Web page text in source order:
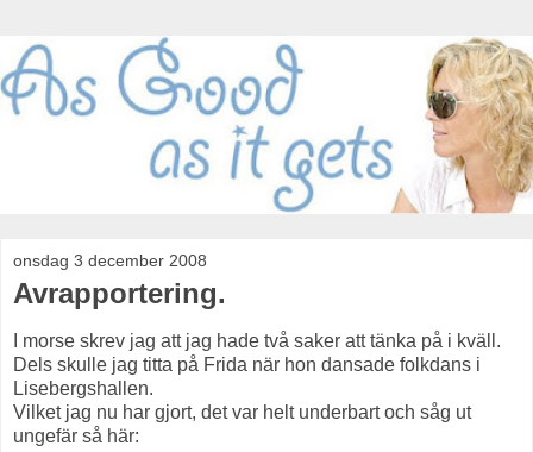
onsdag 3 december 2008
Avrapportering.
I morse skrev jag att jag hade två saker att tänka på i kväll.
Dels skulle jag titta på Frida när hon dansade folkdans i
Lisebergshallen.
Vilket jag nu har gjort, det var helt underbart och såg ut
ungefär så här: